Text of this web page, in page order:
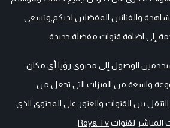
مشاهدة والفنانين المفضلين لديكم,وتسعى
إلى اضافة قنوات مفضلة جديدة.
الوصول إلى محتوى رؤيا أي مكان
واسعة من الميزات التي تجعل من
بين القنوات والعثور على المحتوى الذي
المباشر لقنواتRoya Tv